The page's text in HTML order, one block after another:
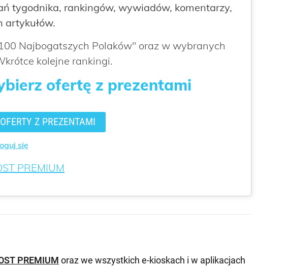
tygodnika, rankingów, wywiadów, komentarzy,
artykułów.
Najbogatszych Polaków" oraz w wybranych
kolejne rankingi.
ofertę z prezentami
OFERTY Z PREZENTAMI
się
PREMIUM
PREMIUM oraz we wszystkich e-kioskach i w aplikacjach